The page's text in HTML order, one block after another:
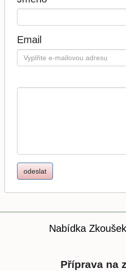
Email
Nabídka
Příprava na